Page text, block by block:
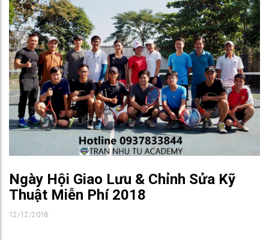
Ngày Hội Giao Lưu & Chỉnh Sửa Kỹ
Thuật Miễn Phí 2018
12/12/2018